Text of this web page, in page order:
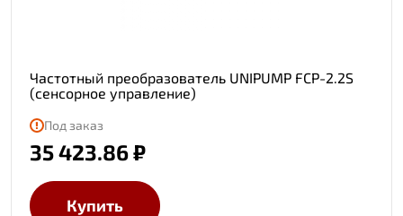
Частотный преобразователь UNIPUMP FCP-2.2S
(сенсорное управление)
Под заказ
35 423.86 ₽
Купить